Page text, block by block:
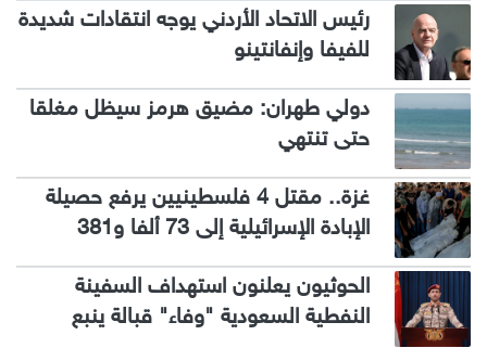
رئيس الاتحاد الأردني يوجه انتقادات شديدة
للفيفا وإنفانتينو
دولي طهران: مضيق هرمز سيظل مغلقا
حتى تنتهي
غزة.. مقتل 4 فلسطينيين يرفع حصيلة
الإبادة الإسرائيلية إلى 73 ألفا و381
الحوثيون يعلنون استهداف السفينة
النفطية السعودية "وفاء" قبالة ينبع